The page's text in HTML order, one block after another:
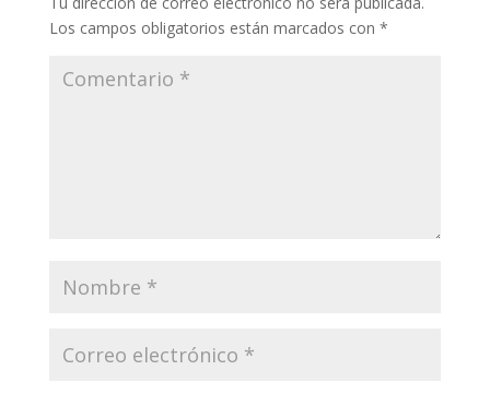
Los campos obligatorios están marcados con *